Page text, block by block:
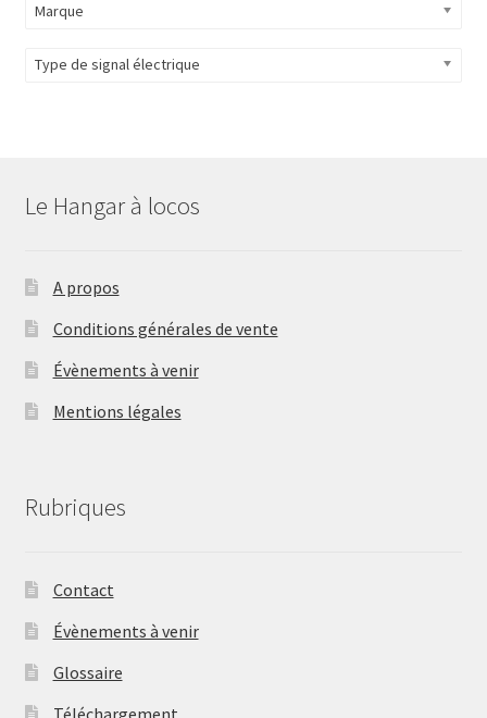
Marque
Type de signal électrique
Le Hangar à locos
A propos
Conditions générales de vente
Évènements à venir
Mentions légales
Rubriques
Contact
Évènements à venir
Glossaire
Téléchargement